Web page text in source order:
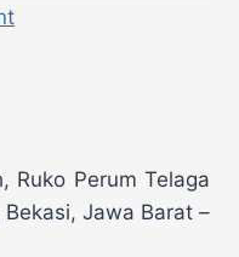
Ruko Perum Telaga
Bekasi, Jawa Barat –